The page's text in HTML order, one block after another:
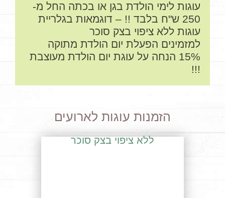
עוגות לימי הולדת בגן או בכתה החל מ-
250 ש"ח בלבד !! – דוגמאות בגלריית
עוגות ללא ציפוי בצק סוכר
למזמינים הפעלת יום הולדת מתוקה
15% הנחה על עוגת יום הולדת מעוצבת
!!!
הזמנות עוגות לארועים
ללא ציפוי בצק סוכר